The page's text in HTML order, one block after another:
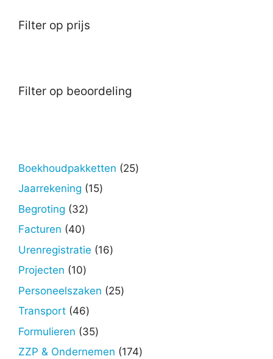
Filter op prijs
Filter op beoordeling
Boekhoudpakketten 2525
Jaarrekening 1515
Begroting 3232
Facturen 4040
producten
Urenregistratie 1616
Projecten 1010
producten
Personeelszaken 2525
Transport 4646
producten
Formulieren 3535
producten
ZZP & Ondernemen 174174